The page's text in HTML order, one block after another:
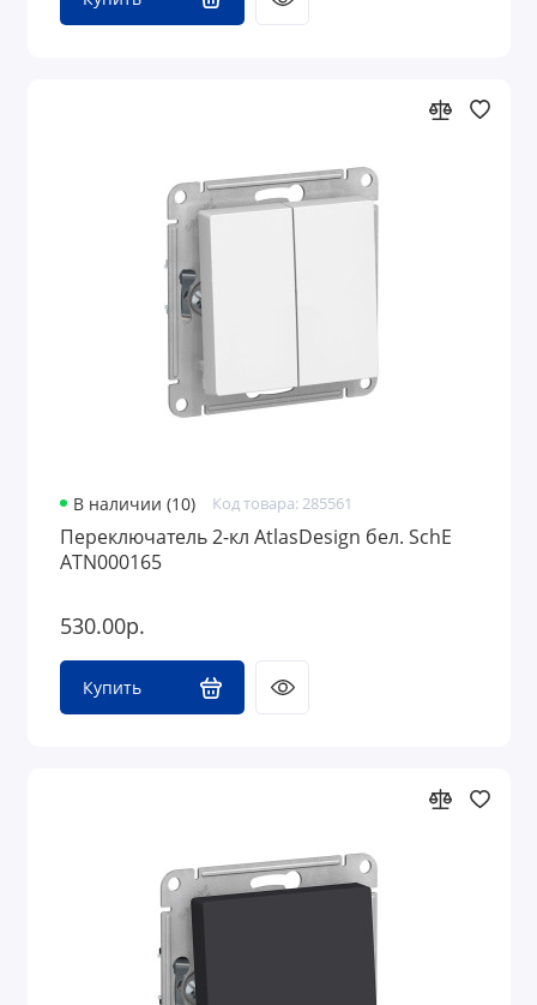
В наличии (10) Код товара: 285561
Переключатель 2-кл AtlasDesign бел. SchE
ATN000165
530.00р.
Купить